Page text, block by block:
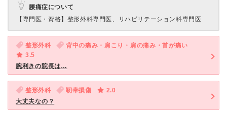
腰痛症について
【専門医・資格】 整形外科専門医、リハビリテーション科専門医
整形外科
背中の痛み・肩こり・肩の痛み・首が痛い
3.5
腕利きの院長は…
整形外科 靭帯損傷
2.0
大丈夫なの？